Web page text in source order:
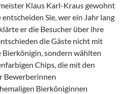
Klaus Karl-Kraus gewohnt
Sie, wer ein Jahr lang
er die Besucher über ihre
die Gäste nicht mit
sondern wählten
Chips, die mit den
Bewerberinnen
Bierköniginnen